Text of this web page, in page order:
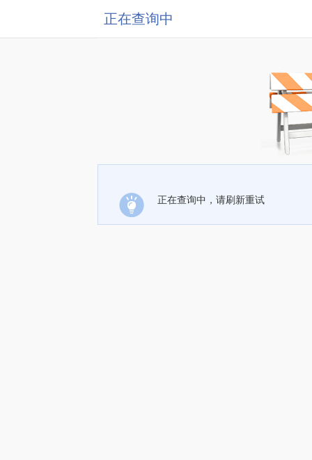
正在查询中
正在查询中，请刷新重试